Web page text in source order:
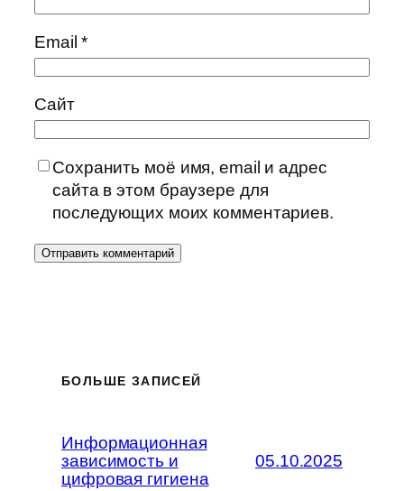
Email*
Сайт
Сохранить моё имя, email и адрес
сайта в этом браузере для
последующих моих комментариев.
БОЛЬШЕ ЗАПИСЕЙ
Информационная
зависимость и
цифровая гигиена
05.10.2025